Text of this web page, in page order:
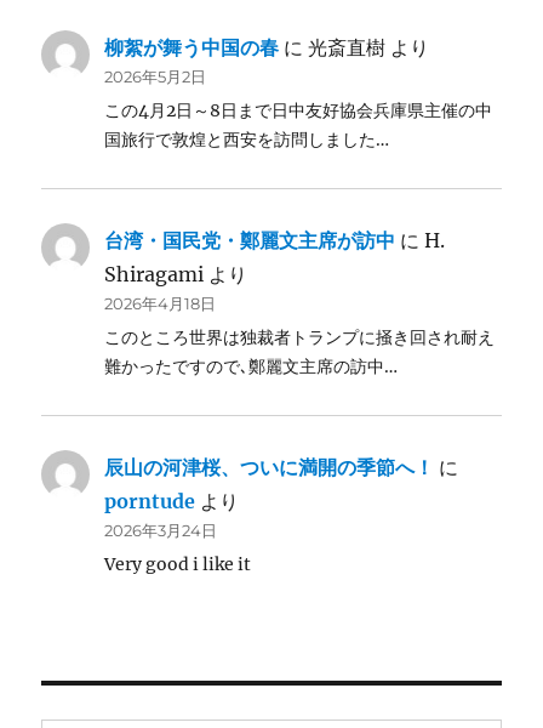
柳絮が舞う中国の春 に光斎直樹 より
2026年5月2日
この4月2日～8日まで日中友好協会兵庫県主催の中
国旅行で敦煌と西安を訪問しました…
台湾・国民党・鄭麗文主席が訪中 にH.
Shiragami より
2026年4月18日
このところ世界は独裁者トランプに掻き回され耐え
難かったですので､鄭麗文主席の訪中…
辰山の河津桜、ついに満開の季節へ！ に
porntude より
2026年3月24日
Very good i like it